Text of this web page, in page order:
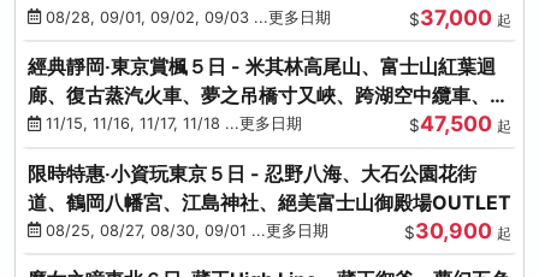
08/28, 09/01, 09/02, 09/03 ...更多日期 $37,000 起
經典靜岡‧東京賞楓５日 - 米其林高尾山、富士山紅葉迴
廊、復古蒸汽火車、夢之吊橋寸又峽、跨湖空中纜車、抹
茶體驗、三溪園
11/15, 11/16, 11/17, 11/18 ...更多日期 $47,500 起
限時特惠‧小資玩東京５日 - 忍野八海、大石公園花街
道、鶴岡八幡宮、江島神社、絕美富士山御殿場OUTLET
08/25, 08/27, 08/30, 09/01 ...更多日期 $30,900 起